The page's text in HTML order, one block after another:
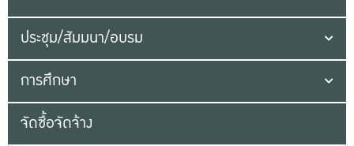
ประชุม/สัมมนา/อบรม
การศึกษา
จัดซื้อจัดจ้าง